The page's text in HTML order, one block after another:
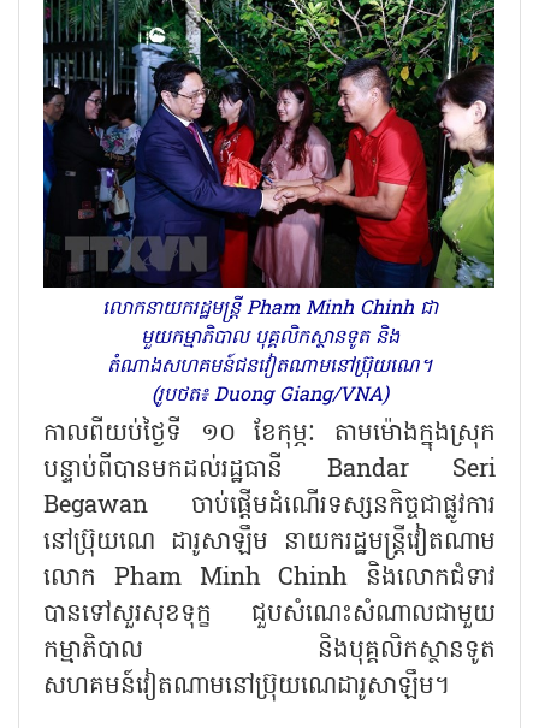
លោកនាយករដ្ឋមន្ត្រី Pham Minh Chinh ជា
មួយកម្មាភិបាល បុគ្គលិកស្ថានទូត និង
តំណាងសហគមន៍ជនវៀតណាមនៅប្រ៊ុយណេ។
(រូបថត៖ Duong Giang/VNA)
កាលពីយប់ថ្ងៃទី ១០ ខែកុម្ភៈ តាមម៉ោងក្នុងស្រុក
បន្ទាប់ពីបានមកដល់រដ្ឋធានី Bandar Seri
Begawan ចាប់ផ្ដើមដំណើរទស្សនកិច្ចជាផ្លូវការ
នៅប្រ៊ុយណេ ដារូសាឡឹម នាយករដ្ឋមន្ត្រីវៀតណាម
លោក Pham Minh Chinh និងលោកជំទាវ
បានទៅសួរសុខទុក្ខ ជួបសំណេះសំណាលជាមួយ
កម្មាភិបាល និងបុគ្គលិកស្ថានទូត
សហគមន៍វៀតណាមនៅប្រ៊ុយណេដារូសាឡឹម។